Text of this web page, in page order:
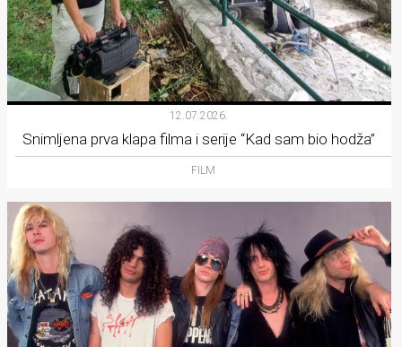
12.07.2026.
Snimljena prva klapa filma i serije “Kad sam bio hodža”
FILM